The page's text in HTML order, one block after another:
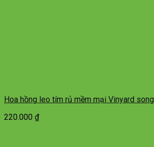
Hoa hồng leo tím rủ mềm mại Vinyard
220.000 ₫